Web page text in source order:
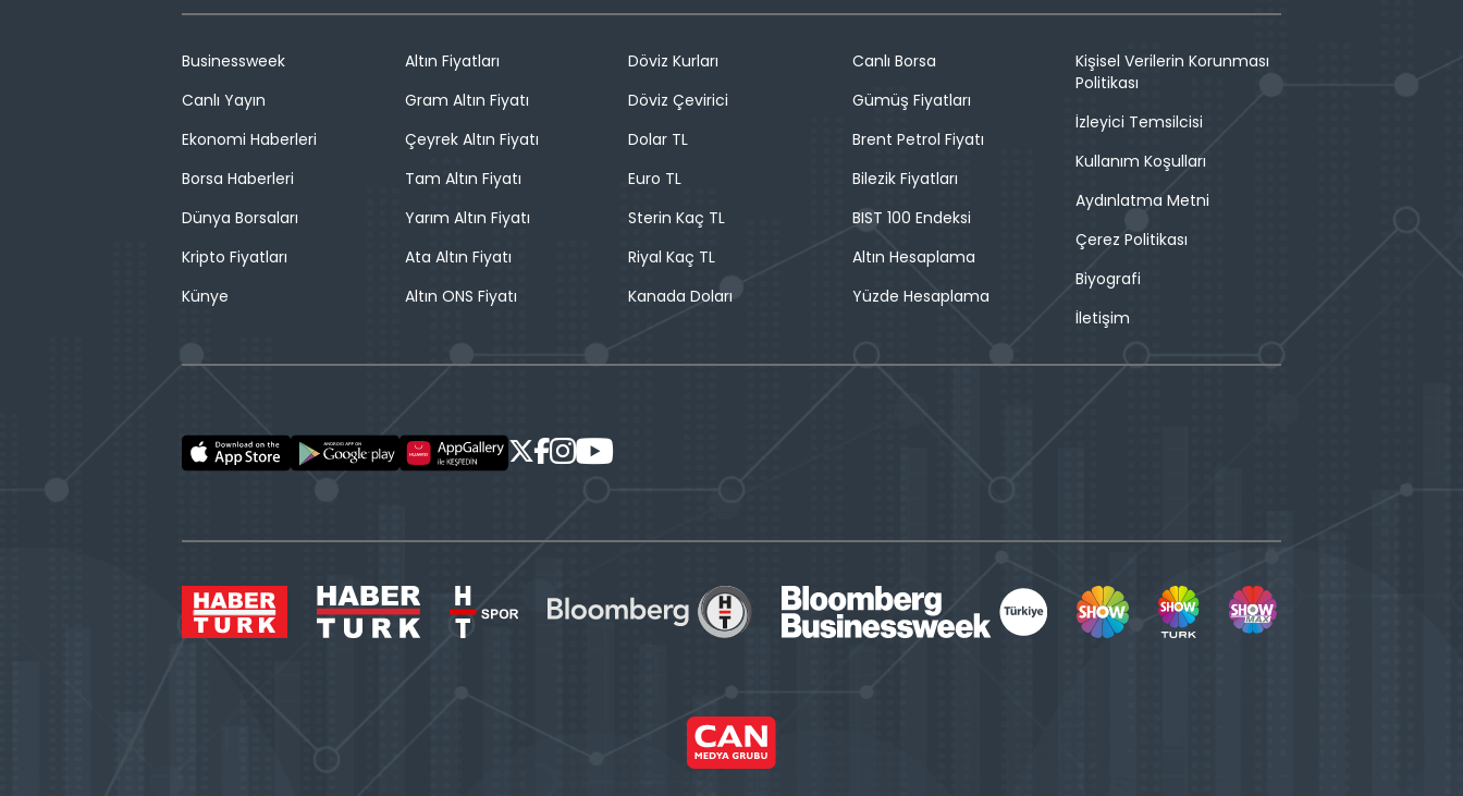
Businessweek
Canlı Yayın
Ekonomi Haberleri
Borsa Haberleri
Dünya Borsaları
Kripto Fiyatları
Künye
Altın Fiyatları
Gram Altın Fiyatı
Çeyrek Altın Fiyatı
Tam Altın Fiyatı
Yarım Altın Fiyatı
Ata Altın Fiyatı
Altın ONS Fiyatı
Döviz Kurları
Döviz Çevirici
Dolar TL
Euro TL
Sterin Kaç TL
Riyal Kaç TL
Kanada Doları
Canlı Borsa
Gümüş Fiyatları
Brent Petrol Fiyatı
Bilezik Fiyatları
BIST 100 Endeksi
Altın Hesaplama
Yüzde Hesaplama
Kişisel Verilerin Korunması
Politikası
İzleyici Temsilcisi
Kullanım Koşulları
Aydınlatma Metni
Çerez Politikası
Biyografi
İletişim